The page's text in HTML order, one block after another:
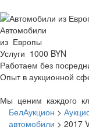
Автомобили
из Европы
Услуги 1000 BYN
Работаем без
Опыт в аукционной
Мы ценим каждого
БелАукцион >
автомобили > 2017